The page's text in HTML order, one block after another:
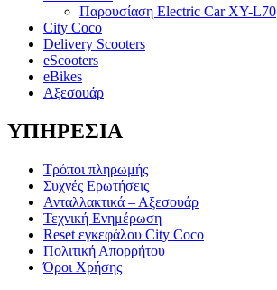
Παρουσίαση Electric Car XY-L70
City Coco
Delivery Scooters
eScooters
eBikes
Αξεσουάρ
ΥΠΗΡΕΣΙΑ
Τρόποι πληρωμής
Συχνές Ερωτήσεις
Ανταλλακτικά – Αξεσουάρ
Τεχνική Ενημέρωση
Reset εγκεφάλου City Coco
Πολιτική Απορρήτου
Όροι Χρήσης